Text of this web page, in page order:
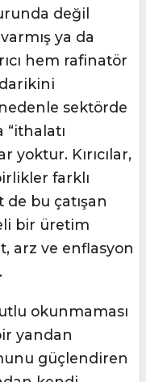
değil
ya da
hem rafinatör
sektörde
yoktur. Kırıcılar,
farklı
de bu çatışan
bir üretim
arz ve enflasyon
okunmaması
yandan
güçlendiren